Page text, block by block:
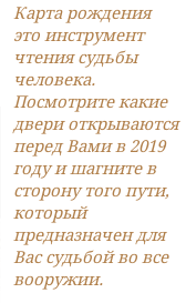
Карта рождения
это инструмент
чтения судьбы
человека.
Посмотрите какие
двери открываются
перед Вами в 2019
году и шагните в
сторону того пути,
который
предназначен для
Вас судьбой во все
вооружии.